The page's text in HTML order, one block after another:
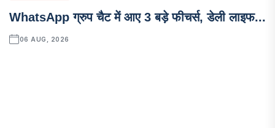
WhatsApp ग्रुप चैट में आए 3 बड़े फीचर्स, डेली लाइफ...
06 AUG, 2026